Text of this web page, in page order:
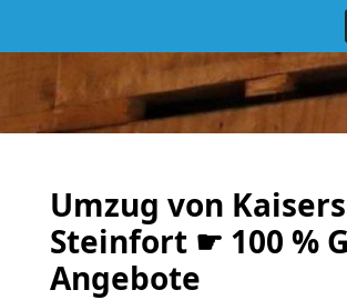
Umzug von
Steinfort ☛ 100 %
Angebote